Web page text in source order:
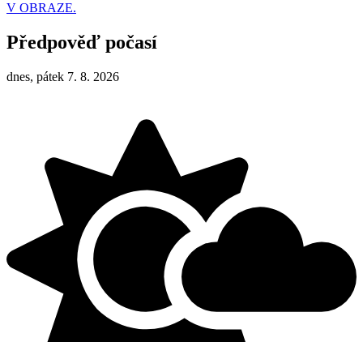
V OBRAZE.
Předpověď počasí
dnes, pátek 7. 8. 2026